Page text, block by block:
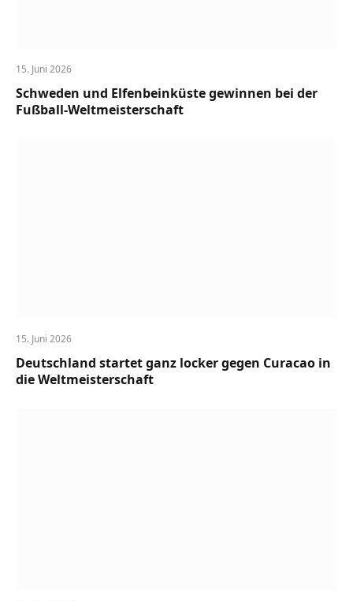
15. Juni 2026
Schweden und Elfenbeinküste gewinnen bei der
Fußball-Weltmeisterschaft
15. Juni 2026
Deutschland startet ganz locker gegen Curacao in
die Weltmeisterschaft